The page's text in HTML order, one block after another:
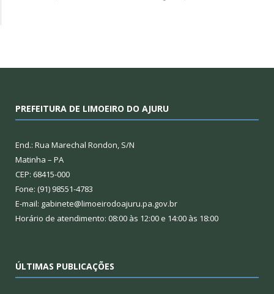
PREFEITURA DE LIMOEIRO DO AJURU
End.: Rua Marechal Rondon, S/N
Matinha – PA
CEP: 68415-000
Fone: (91) 98551-4783
E-mail: gabinete@limoeirodoajuru.pa.gov.br
Horário de atendimento: 08:00 às 12:00 e 14:00 às 18:00
ÚLTIMAS PUBLICAÇÕES